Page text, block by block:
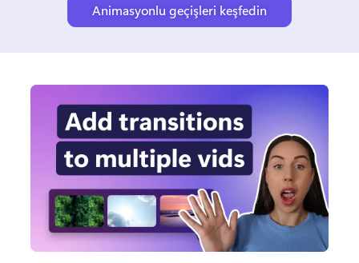
Animasyonlu geçişleri keşfedin